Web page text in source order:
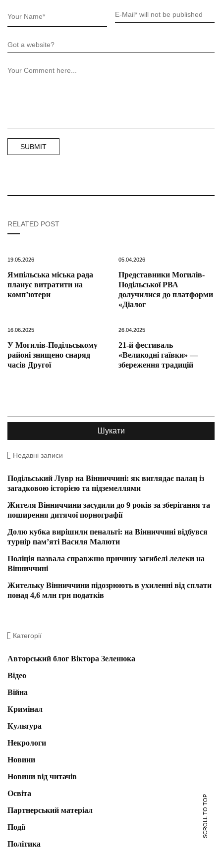
RELATED POST
19.05.2026
Ямпільська міська рада
планує витратити на
комп’ютери
05.04.2026
Представники Могилів-
Подільської РВА
долучилися до платформи
«Діалог
16.06.2025
У Могилів-Подільському
районі знищено снаряд
часів Другої
26.04.2025
21-й фестиваль
«Великодні гаївки» —
збереження традицій
Недавні записи
Подільський Лувр на Вінниччині: як виглядає палац із
загадковою історією та підземеллями
Жителя Вінниччини засудили до 9 років за зберігання та
поширення дитячої порнографії
Долю кубка вирішили пенальті: на Вінниччині відбувся
турнір пам’яті Василя Малюти
Поліція назвала справжню причину загибелі лелеки на
Вінниччині
Жительку Вінниччини підозрюють в ухиленні від сплати
понад 4,6 млн грн податків
Категорії
Авторський блог Віктора Зеленюка
Відео
Війна
Кримінал
Культура
Некрологи
Новини
Новини від читачів
Освіта
Партнерський матеріал
Події
Політика
SCROLL TO TOP